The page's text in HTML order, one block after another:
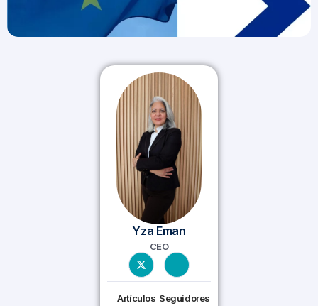
Yza Eman
CEO
Artículos Seguidores